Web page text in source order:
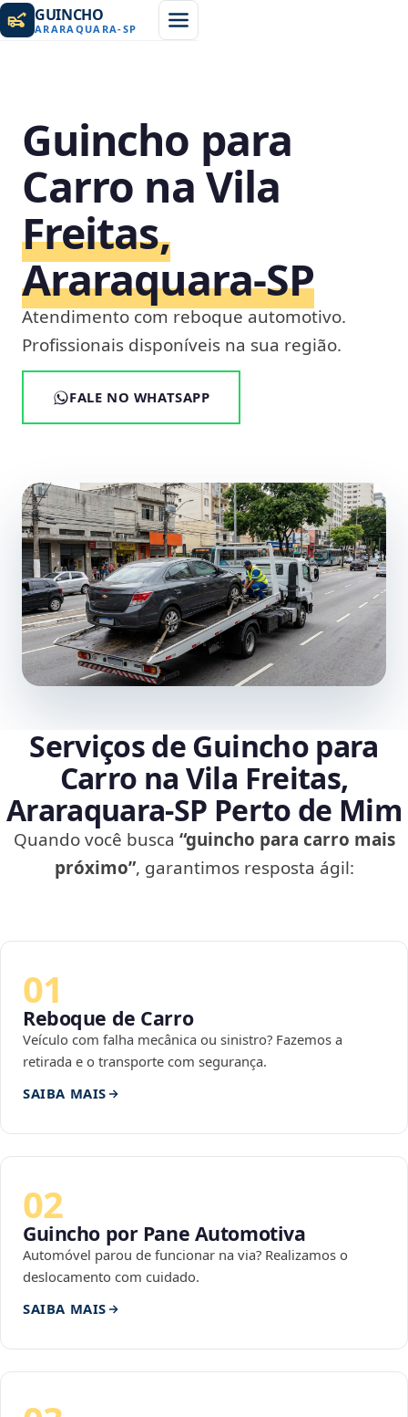
GUINCHO
ARARAQUARA-SP
Guincho para
Carro na Vila
Freitas,
Araraquara‑SP
Atendimento com reboque automotivo.
Profissionais disponíveis na sua região.
FALE NO WHATSAPP
Serviços de Guincho para
Carro na Vila Freitas,
Araraquara‑SP Perto de Mim
Quando você busca “guincho para carro mais
próximo”, garantimos resposta ágil:
01
Reboque de Carro
Veículo com falha mecânica ou sinistro? Fazemos a
retirada e o transporte com segurança.
SAIBA MAIS
02
Guincho por Pane Automotiva
Automóvel parou de funcionar na via? Realizamos o
deslocamento com cuidado.
SAIBA MAIS